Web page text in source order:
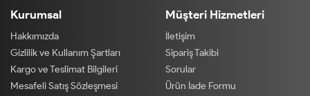
Kurumsal
Hakkımızda
Gizlilik ve Kullanım Şartları
Kargo ve Teslimat Bilgileri
Mesafeli Satış Sözleşmesi
Müşteri Hizmetleri
İletişim
Sipariş Takibi
Sorular
Ürün İade Formu